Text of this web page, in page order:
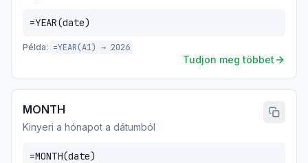
=YEAR(date)
Példa: =YEAR(A1) → 2026
Tudjon meg többet
MONTH
Kinyeri a hónapot a dátumból
=MONTH(date)